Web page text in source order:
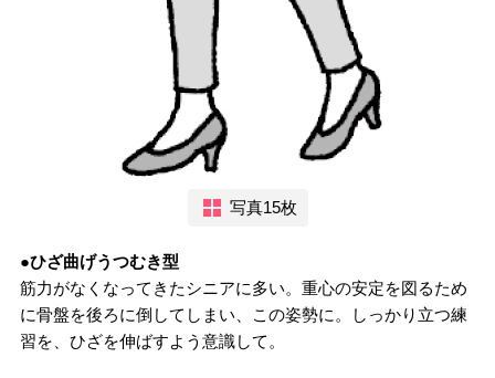
写真15枚
●ひざ曲げうつむき型
筋力がなくなってきたシニアに多い。重心の安定を図るため
に骨盤を後ろに倒してしまい、この姿勢に。しっかり立つ練
習を、ひざを伸ばすよう意識して。